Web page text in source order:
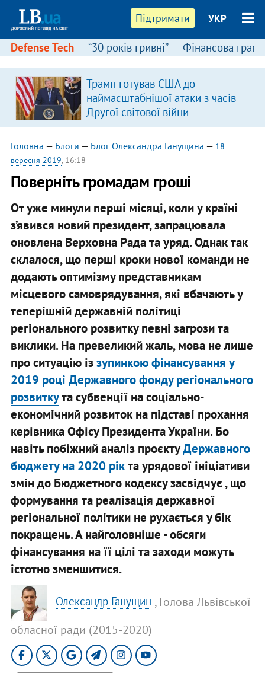
Підтримати УКР
Defense Tech “30 років гривні” Фінансова
Трамп готував США до
наймасштабнішої атаки з часів
Другої світової війни
Головна — Блоги — Блог Олександра Ганущина — 18
вересня 2019, 16:18
Поверніть громадам гроші
От уже минули перші місяці, коли у країні
з’явився новий президент, запрацювала
оновлена Верховна Рада та уряд. Однак так
склалося, що перші кроки нової команди не
додають оптимізму представникам
місцевого самоврядування, які вбачають у
теперішній державній політиці
регіонального розвитку певні загрози та
виклики. На превеликий жаль, мова не лише
про ситуацію іззупинкою фінансування у
2019 році Державного фонду регіонального
розвиткута субвенції на соціально-
економічний розвиток на підставі прохання
керівника Офісу Президента України. Бо
навіть побіжний аналіз проєктуДержавного
бюджету на 2020 рікта урядової ініціативи
змін до Бюджетного кодексу засвідчує , що
формування та реалізація державної
регіональної політики не рухається у бік
покращень. А найголовніше - обсяги
фінансування на її цілі та заходи можуть
істотно зменшитися.
Олександр Ганущин , Голова Львівської
обласної ради (2015-2020)